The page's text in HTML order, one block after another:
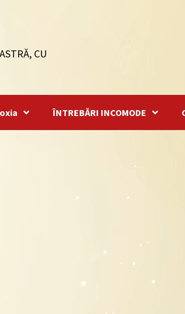
CU
ÎNTREBĂRI INCOMODE